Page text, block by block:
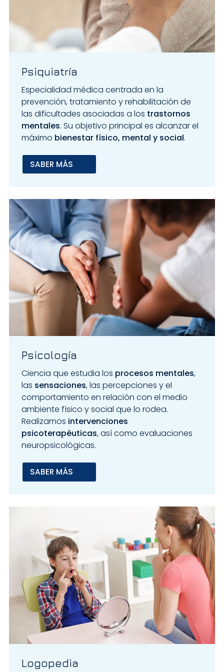
Psiquiatría
Especialidad médica centrada en la
prevención, tratamiento y rehabilitación de
las dificultades asociadas a los trastornos
mentales. Su objetivo principal es alcanzar el
máximo bienestar físico, mental y social.
SABER MÁS
Psicología
Ciencia que estudia los procesos mentales,
las sensaciones, las percepciones y el
comportamiento en relación con el medio
ambiente físico y social que lo rodea.
Realizamos intervenciones
psicoterapéuticas, así como evaluaciones
neuropsicológicas.
SABER MÁS
Logopedia